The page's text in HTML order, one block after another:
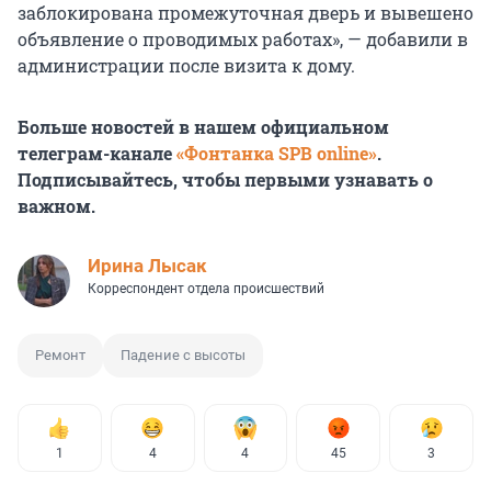
заблокирована промежуточная дверь и вывешено
объявление о проводимых работах», — добавили в
администрации после визита к дому.
Больше новостей в нашем официальном
телеграм-канале«Фонтанка SPB online».
Подписывайтесь, чтобы первыми узнавать о
важном.
Ирина Лысак
Корреспондент отдела происшествий
Ремонт Падение с высоты
1 4 4 45 3